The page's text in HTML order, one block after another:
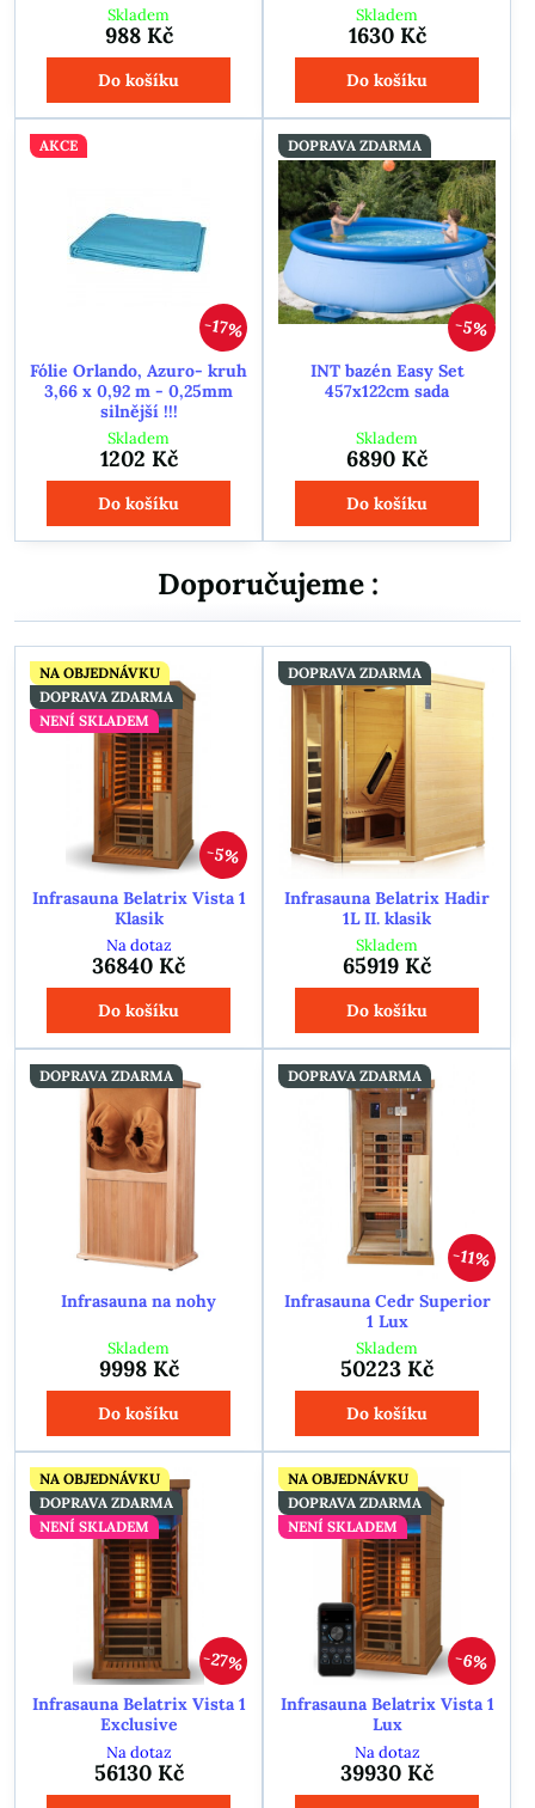
Skladem
988 Kč
Do košíku
Skladem
1630 Kč
Do košíku
17%
AKCE
Fólie Orlando, Azuro- kruh
3,66 x 0,92 m - 0,25mm
silnější !!!
Skladem
1202 Kč
Do košíku
5%
DOPRAVA ZDARMA
INT bazén Easy Set
457x122cm sada
Skladem
6890 Kč
Do košíku
Doporučujeme :
5%
NA OBJEDNÁVKU
DOPRAVA ZDARMA
NENÍ SKLADEM
Infrasauna Belatrix Vista 1
Klasik
Na dotaz
36840 Kč
Do košíku
DOPRAVA ZDARMA
Infrasauna Belatrix Hadir
1L II. klasik
Skladem
65919 Kč
Do košíku
DOPRAVA ZDARMA
Infrasauna na nohy
Skladem
9998 Kč
Do košíku
11%
DOPRAVA ZDARMA
Infrasauna Cedr Superior
1 Lux
Skladem
50223 Kč
Do košíku
27%
NA OBJEDNÁVKU
DOPRAVA ZDARMA
NENÍ SKLADEM
Infrasauna Belatrix Vista 1
Exclusive
Na dotaz
56130 Kč
6%
NA OBJEDNÁVKU
DOPRAVA ZDARMA
NENÍ SKLADEM
Infrasauna Belatrix Vista 1
Lux
Na dotaz
39930 Kč